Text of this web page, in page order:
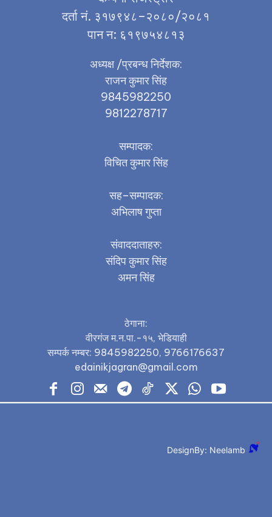
दर्ता नं. ३१७९४८–२०८०/२०८१
पान न: ६१९७५४८१३
अध्यक्ष /प्रबन्ध निर्देशक:
राजन कुमार सिंह
9845982250
9812278717
सम्पादक:
विचित कुमार सिंह
सह–सम्पादक:
अभिलाष गुप्ता
संवाददाताहरु:
संदिप कुमार सिंह
अमन सिंह
ठेगाना:
वीरगंज म.न.पा.-१५, भेडियाही
सम्पर्क नम्बर: 9845982250, 9766176637
edainikjagran@gmail.com
DesignBy: Neelamb